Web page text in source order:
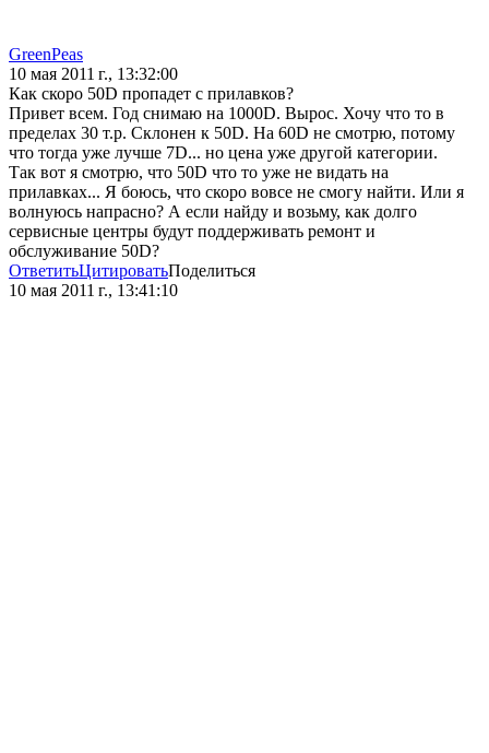
GreenPeas
10 мая 2011 г., 13:32:00
Как скоро 50D пропадет с прилавков?
Привет всем. Год снимаю на 1000D. Вырос. Хочу что то в
пределах 30 т.р. Склонен к 50D. На 60D не смотрю, потому
что тогда уже лучше 7D... но цена уже другой категории.
Так вот я смотрю, что 50D что то уже не видать на
прилавках... Я боюсь, что скоро вовсе не смогу найти. Или я
волнуюсь напрасно? А если найду и возьму, как долго
сервисные центры будут поддерживать ремонт и
обслуживание 50D?
ОтветитьЦитироватьПоделиться
10 мая 2011 г., 13:41:10